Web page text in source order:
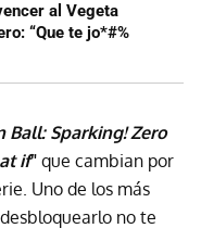
al Vegeta
“Que te jo*#%
Ball: Sparking! Zero
if" que cambian por
Uno de los más
no te